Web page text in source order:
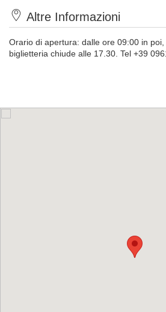
Altre Informazioni
Orario di apertura: dalle ore 09:00 in
biglietteria chiude alle 17.30. Tel +39